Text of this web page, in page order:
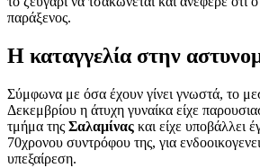
παράξενος.
Η καταγγελία στην
Σύμφωνα με όσα έχουν γίνει γνωστά, το
Δεκεμβρίου η άτυχη γυναίκα είχε
τμήμα της Σαλαμίνας και είχε υποβάλλει
70χρονου συντρόφου της, για
υπεξαίρεση.